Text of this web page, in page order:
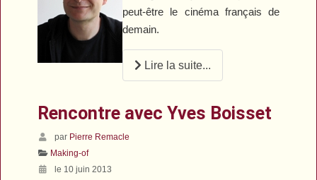
peut-être le cinéma français de
demain.
Lire la suite...
Rencontre avec Yves Boisset
par Pierre Remacle
Making-of
le 10 juin 2013